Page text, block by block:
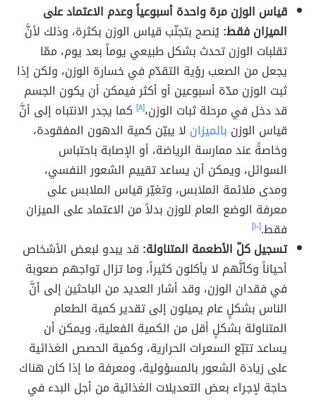
قياس الوزن مرة واحدة أسبوعياً وعدم الاعتماد على
الميزان فقط:يُنصح بتجنّب قياس الوزن بكثرة، وذلك لأنَّ
تقلبات الوزن تحدث بشكل طبيعي يوماً بعد يوم، ممّا
يجعل من الصعب رؤية التقدّم في خسارة الوزن، ولكن إذا
ثبت الوزن مدّة أسبوعين أو أكثر فيمكن أن يكون الجسم
قد دخل في مرحلة ثبات الوزن،[٨] كما يجدر الانتباه إلى أنَّ
قياس الوزن بالميزان لا يبيّن كمية الدهون المفقودة،
وخاصةً عند ممارسة الرياضة، أو الإصابة باحتباس
السوائل، ويمكن أن يساعد تقييم الشعور النفسي،
ومدى ملائمة الملابس، وتغيّر قياس الملابس على
معرفة الوضع العام للوزن بدلاً من الاعتماد على الميزان
فقط.[١٠]
تسجيل كلّ الأطعمة المتناولة: قد يبدو لبعض الأشخاص
أحياناً وكأنَّهم لا يأكلون كثيراً، وما تزال تواجهم صعوبة
في فقدان الوزن، وقد أشار العديد من الباحثين إلى أنَّ
الناس بشكلٍ عام يميلون إلى تقدير كمية الطعام
المتناولة بشكلٍ أقل من الكمية الفعلية، ويمكن أن
يساعد تتبّع السعرات الحرارية، وكمية الحصص الغذائية
على زيادة الشعور بالمسؤولية، ومعرفة ما إذا كان هناك
حاجة لإجراء بعض التعديلات الغذائية من أجل البدء في